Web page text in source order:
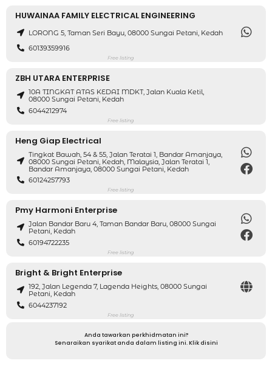
HUWAINAA FAMILY ELECTRICAL ENGINEERING
LORONG 5, Taman Seri Bayu, 08000 Sungai Petani, Kedah
60139359916
Free listing
ZBH UTARA ENTERPRISE
10A TINGKAT ATAS KEDAI MDKT, Jalan Kuala Ketil,
08000 Sungai Petani, Kedah
6044212974
Free listing
Heng Giap Electrical
Tingkat Bawah, 54 & 55, Jalan Teratai 1, Bandar Amanjaya,
08000 Sungai Petani, Kedah, Malaysia, Jalan Teratai 1,
Bandar Amanjaya, 08000 Sungai Petani, Kedah
60124257793
Free listing
Pmy Harmoni Enterprise
Jalan Bandar Baru 4, Taman Bandar Baru, 08000 Sungai
Petani, Kedah
60194722235
Free listing
Bright & Bright Enterprise
192, Jalan Legenda 7, Lagenda Heights, 08000 Sungai
Petani, Kedah
6044237192
Free listing
Anda tawarkan perkhidmatan ini?
Senaraikan syarikat anda dalam listing ini. Klik disini